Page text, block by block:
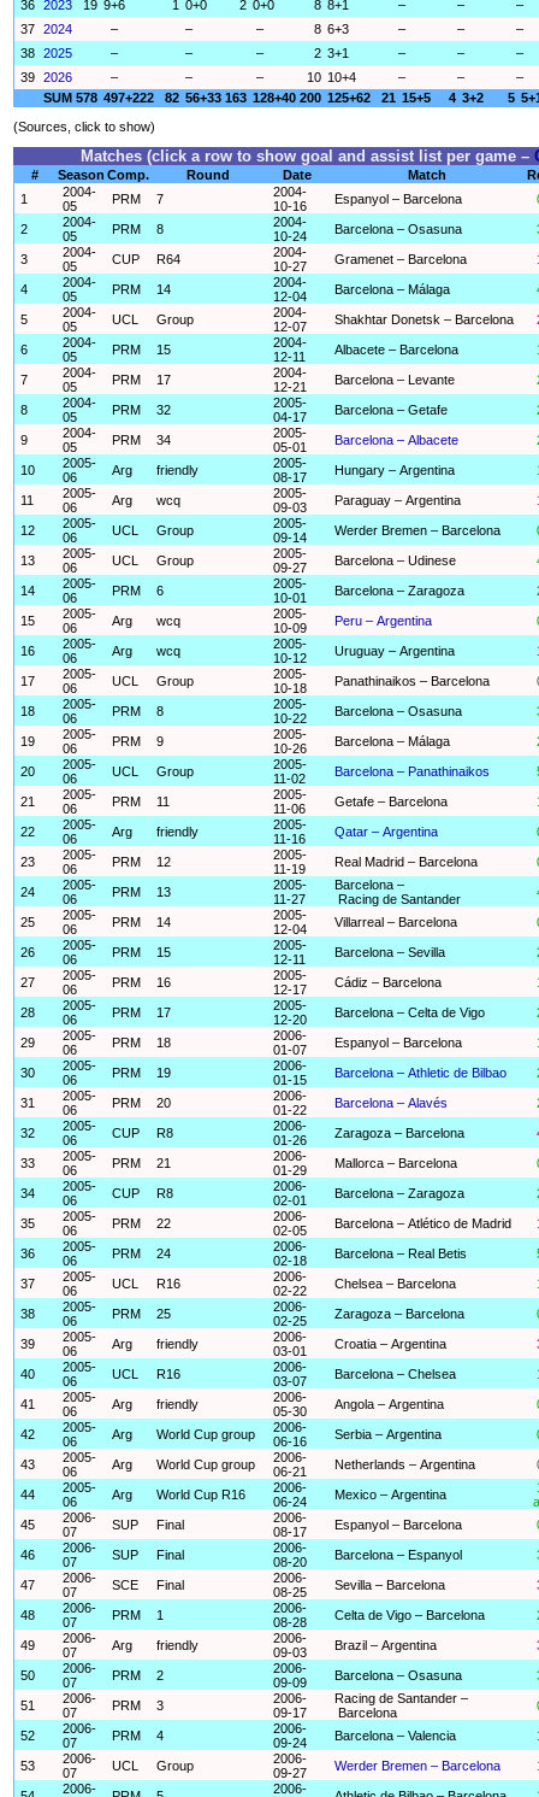
36 2023 19 9+6 1 0+0 2 0+0 8 8+1 – –
–
37 2024 – – – 8 6+3 – –
–
38 2025 – – – 2 3+1 – –
–
39 2026 – – – 10 10+4 – –
–
SUM 578 497+222 82 56+33 163 128+40 200 125+62 21 15+5 4 3+2 5
(Sources, click to show)
Matches (click a row to show goal and assist list per game –
# Season Comp. Round Date Match
1
2004-
05
PRM 7
2004-
10-16
Espanyol – Barcelona
2
2004-
05
PRM 8
2004-
10-24
Barcelona – Osasuna
3
2004-
05
CUP R64
2004-
10-27
Gramenet – Barcelona
4
2004-
05
PRM 14
2004-
12-04
Barcelona – Málaga
5
2004-
05
UCL Group
2004-
12-07
Shakhtar Donetsk – Barcelona
6
2004-
05
PRM 15
2004-
12-11
Albacete – Barcelona
7
2004-
05
PRM 17
2004-
12-21
Barcelona – Levante
8
2004-
05
PRM 32
2005-
04-17
Barcelona – Getafe
9
2004-
05
PRM 34
2005-
05-01
Barcelona – Albacete
10
2005-
06
Arg friendly
2005-
08-17
Hungary – Argentina
11
2005-
06
Arg wcq
2005-
09-03
Paraguay – Argentina
12
2005-
06
UCL Group
2005-
09-14
Werder Bremen – Barcelona
13
2005-
06
UCL Group
2005-
09-27
Barcelona – Udinese
14
2005-
06
PRM 6
2005-
10-01
Barcelona – Zaragoza
15
2005-
06
Arg wcq
2005-
10-09
Peru – Argentina
16
2005-
06
Arg wcq
2005-
10-12
Uruguay – Argentina
17
2005-
06
UCL Group
2005-
10-18
Panathinaikos – Barcelona
18
2005-
06
PRM 8
2005-
10-22
Barcelona – Osasuna
19
2005-
06
PRM 9
2005-
10-26
Barcelona – Málaga
20
2005-
06
UCL Group
2005-
11-02
Barcelona – Panathinaikos
21
2005-
06
PRM 11
2005-
11-06
Getafe – Barcelona
22
2005-
06
Arg friendly
2005-
11-16
Qatar – Argentina
23
2005-
06
PRM 12
2005-
11-19
Real Madrid – Barcelona
24
2005-
06
PRM 13
2005-
11-27
Barcelona –
Racing de Santander
25
2005-
06
PRM 14
2005-
12-04
Villarreal – Barcelona
26
2005-
06
PRM 15
2005-
12-11
Barcelona – Sevilla
27
2005-
06
PRM 16
2005-
12-17
Cádiz – Barcelona
28
2005-
06
PRM 17
2005-
12-20
Barcelona – Celta de Vigo
29
2005-
06
PRM 18
2006-
01-07
Espanyol – Barcelona
30
2005-
06
PRM 19
2006-
01-15
Barcelona – Athletic de Bilbao
31
2005-
06
PRM 20
2006-
01-22
Barcelona – Alavés
32
2005-
06
CUP R8
2006-
01-26
Zaragoza – Barcelona
33
2005-
06
PRM 21
2006-
01-29
Mallorca – Barcelona
34
2005-
06
CUP R8
2006-
02-01
Barcelona – Zaragoza
35
2005-
06
PRM 22
2006-
02-05
Barcelona – Atlético de Madrid
36
2005-
06
PRM 24
2006-
02-18
Barcelona – Real Betis
37
2005-
06
UCL R16
2006-
02-22
Chelsea – Barcelona
38
2005-
06
PRM 25
2006-
02-25
Zaragoza – Barcelona
39
2005-
06
Arg friendly
2006-
03-01
Croatia – Argentina
40
2005-
06
UCL R16
2006-
03-07
Barcelona – Chelsea
41
2005-
06
Arg friendly
2006-
05-30
Angola – Argentina
42
2005-
06
Arg World Cup group
2006-
06-16
Serbia – Argentina
43
2005-
06
Arg World Cup group
2006-
06-21
Netherlands – Argentina
44
2005-
06
Arg World Cup R16
2006-
06-24
Mexico – Argentina
45
2006-
07
SUP Final
2006-
08-17
Espanyol – Barcelona
46
2006-
07
SUP Final
2006-
08-20
Barcelona – Espanyol
47
2006-
07
SCE Final
2006-
08-25
Sevilla – Barcelona
48
2006-
07
PRM 1
2006-
08-28
Celta de Vigo – Barcelona
49
2006-
07
Arg friendly
2006-
09-03
Brazil – Argentina
50
2006-
07
PRM 2
2006-
09-09
Barcelona – Osasuna
51
2006-
07
PRM 3
2006-
09-17
Racing de Santander –
Barcelona
52
2006-
07
PRM 4
2006-
09-24
Barcelona – Valencia
53
2006-
07
UCL Group
2006-
09-27
Werder Bremen – Barcelona
2006-
2006-